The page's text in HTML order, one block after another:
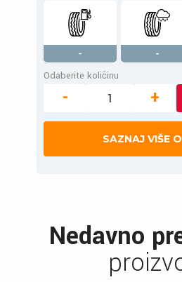
- -
Odaberite količinu
- +
SAZNAJ VIŠE
Nedavno